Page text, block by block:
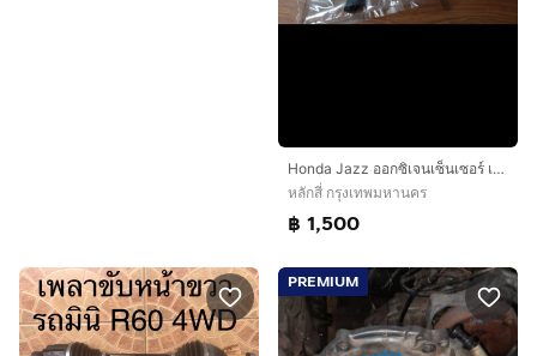
Honda Jazz ออกซิเจนเซ็นเซอร์ เครื่อง l15a สอบถามอะไหล่ได้ครับ
หลักสี่ กรุงเทพมหานคร
฿ 1,500
PREMIUM